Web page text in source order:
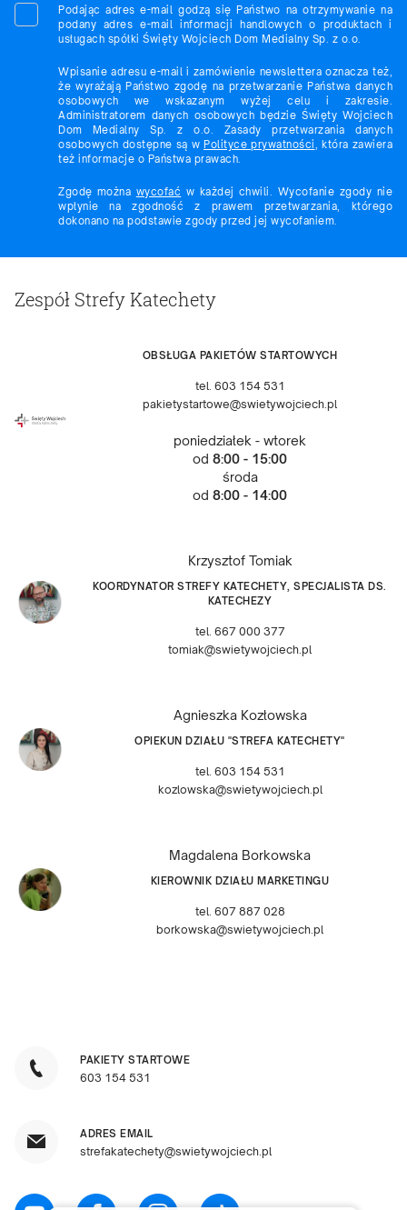
Podając adres e-mail godzą się Państwo na otrzymywanie na
podany adres e-mail informacji handlowych o produktach i
usługach spółki Święty Wojciech Dom Medialny Sp. z o.o.
Wpisanie adresu e-mail i zamówienie newslettera oznacza też,
że wyrażają Państwo zgodę na przetwarzanie Państwa danych
osobowych we wskazanym wyżej celu i zakresie.
Administratorem danych osobowych będzie Święty Wojciech
Dom Medialny Sp. z o.o. Zasady przetwarzania danych
osobowych dostępne są w Polityce prywatności, która zawiera
też informacje o Państwa prawach.
Zgodę można wycofać w każdej chwili. Wycofanie zgody nie
wpłynie na zgodność z prawem przetwarzania, którego
dokonano na podstawie zgody przed jej wycofaniem.
Zespół Strefy Katechety
OBSŁUGA PAKIETÓW STARTOWYCH
tel. 603 154 531
pakietystartowe@swietywojciech.pl
poniedziałek - wtorek
od 8:00 - 15:00
środa
od 8:00 - 14:00
Krzysztof Tomiak
KOORDYNATOR STREFY KATECHETY, SPECJALISTA DS.
KATECHEZY
tel. 667 000 377
tomiak@swietywojciech.pl
Agnieszka Kozłowska
OPIEKUN DZIAŁU "STREFA KATECHETY"
tel. 603 154 531
kozlowska@swietywojciech.pl
Magdalena Borkowska
KIEROWNIK DZIAŁU MARKETINGU
tel. 607 887 028
borkowska@swietywojciech.pl
PAKIETY STARTOWE
603 154 531
ADRES EMAIL
strefakatechety@swietywojciech.pl